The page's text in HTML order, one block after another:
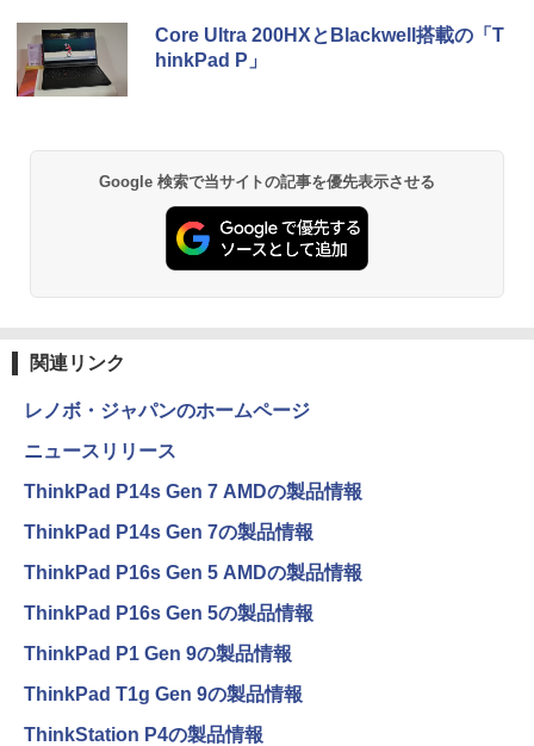
Core Ultra 200HXとBlackwell搭載の「T
hinkPad P」
Google 検索で当サイトの記事を優先表示させる
関連リンク
レノボ・ジャパンのホームページ
ニュースリリース
ThinkPad P14s Gen 7 AMDの製品情報
ThinkPad P14s Gen 7の製品情報
ThinkPad P16s Gen 5 AMDの製品情報
ThinkPad P16s Gen 5の製品情報
ThinkPad P1 Gen 9の製品情報
ThinkPad T1g Gen 9の製品情報
ThinkStation P4の製品情報